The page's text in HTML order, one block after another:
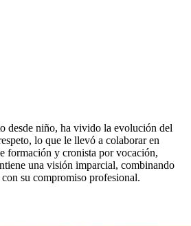
desde niño, ha vivido la evolución del
lo que le llevó a colaborar en
formación y cronista por vocación,
una visión imparcial, combinando
su compromiso profesional.